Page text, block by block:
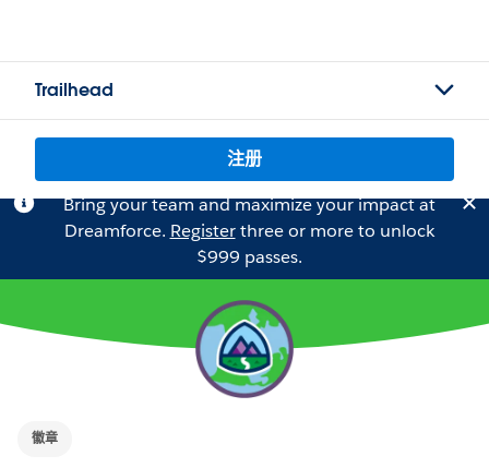
Trailhead
注册
Bring your team and maximize your impact at
Dreamforce. Registerthree or more to unlock
$999 passes.
徽章